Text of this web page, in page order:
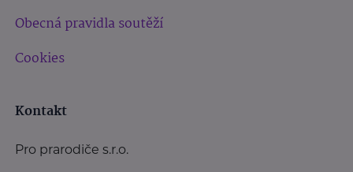
Obecná pravidla soutěží
Cookies
Kontakt
Pro prarodiče s.r.o.